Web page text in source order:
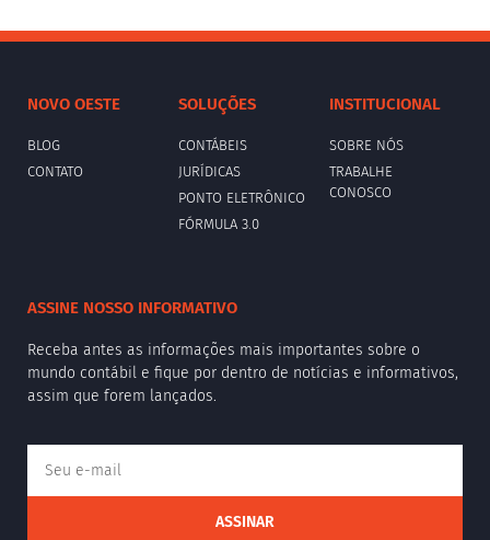
NOVO OESTE
BLOG
CONTATO
SOLUÇÕES
CONTÁBEIS
JURÍDICAS
PONTO ELETRÔNICO
FÓRMULA 3.0
INSTITUCIONAL
SOBRE NÓS
TRABALHE
CONOSCO
ASSINE NOSSO INFORMATIVO
Receba antes as informações mais importantes sobre o
mundo contábil e fique por dentro de notícias e informativos,
assim que forem lançados.
ASSINAR